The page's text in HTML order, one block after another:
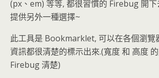
(px、em) 等等, 都很習慣的 Firebug 開
提供另外一種選擇~
此工具是 Bookmarklet, 可以在各個瀏覽
資訊都很清楚的標示出來.(寬度 和 高度
Firebug 清楚)